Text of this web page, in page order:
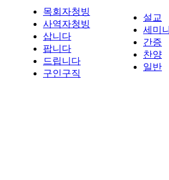
목회자청빙
사역자청빙
삽니다
팝니다
드립니다
구인구직
설교
세미
간증
찬양
일반